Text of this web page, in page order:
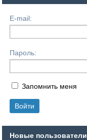
E-mail:
Пароль:
Запомнить меня
Новые пользователи